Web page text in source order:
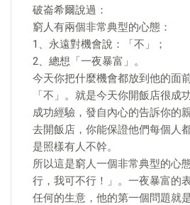
破崙希爾說過：
窮人有兩個非常典型的心態：
1、永遠對機會說：「不」；
2、總想「一夜暴富」。
今天你把什麼機會都放到他的面
「不」。就是今天你開飯店很成
成功經驗，發自內心的告訴你的
去開飯店，你能保證他們每個人
是照樣有人不幹。
所以這是窮人一個非常典型的心
行，我可不行！」。一夜暴富的
任何的生意，他的第一個問題就